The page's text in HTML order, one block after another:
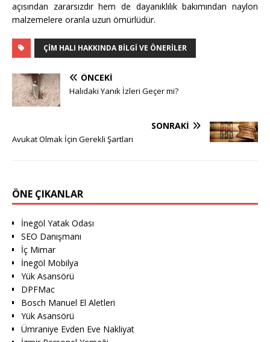
açısından zararsızdır hem de dayanıklılık bakımından naylon
malzemelere oranla uzun ömürlüdür.
ÇIM HALI HAKKINDA BILGI VE ÖNERILER
ÖNCEKI
Halıdaki Yanık İzleri Geçer mi?
SONRAKI
Avukat Olmak İçin Gerekli Şartları
ÖNE ÇIKANLAR
İnegöl Yatak Odası
SEO Danışmanı
İç Mimar
İnegöl Mobilya
Yük Asansörü
DPFMac
Bosch Manuel El Aletleri
Yük Asansörü
Ümraniye Evden Eve Nakliyat